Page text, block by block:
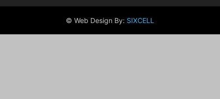
© Web Design By: SIXCELL